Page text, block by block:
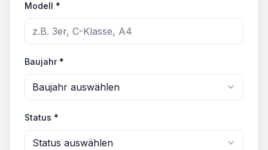
Modell *
Baujahr *
Baujahr auswählen
Status *
Status auswählen